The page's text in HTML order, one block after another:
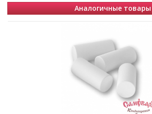
Аналогичные товары